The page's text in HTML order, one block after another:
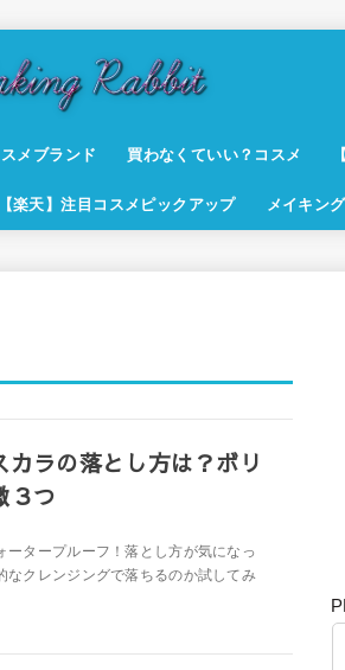
メブランド 買わなくていい？コスメ
【楽天】注目コスメピックアップ メイキン
ラの落とし方は？ボリ
３つ
ータープルーフ！落とし方が気になっ
なクレンジングで落ちるのか試してみ